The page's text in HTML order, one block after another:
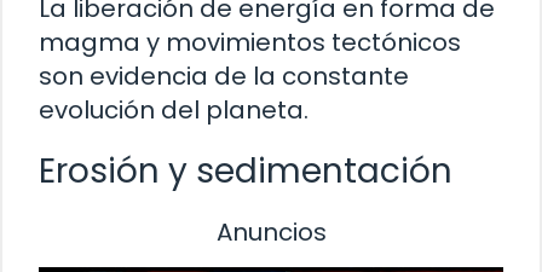
La liberación de energía en forma de
magma y movimientos tectónicos
son evidencia de la constante
evolución del planeta.
Erosión y sedimentación
Anuncios